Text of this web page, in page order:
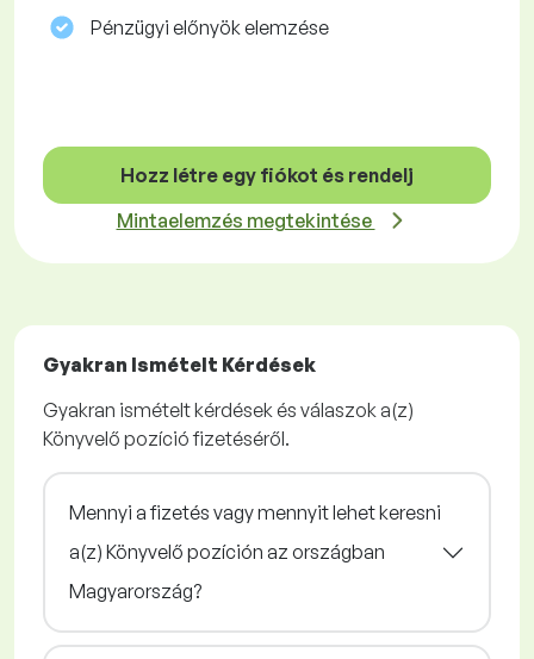
Pénzügyi előnyök elemzése
Hozz létre egy fiókot és rendelj
Mintaelemzés megtekintése
Gyakran Ismételt Kérdések
Gyakran ismételt kérdések és válaszok a(z)
Könyvelő pozíció fizetéséről.
Mennyi a fizetés vagy mennyit lehet keresni
a(z) Könyvelő pozíción az országban
Magyarország?